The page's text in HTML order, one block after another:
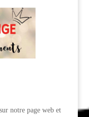
notre page web et